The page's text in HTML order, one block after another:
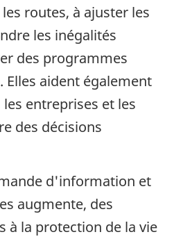
routes, à ajuster les
les inégalités
des programmes
aident également
entreprises et les
des décisions
d'information et
augmente, des
à la protection de la vie